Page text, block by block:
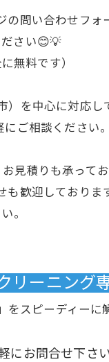
の問い合わせフォ
さい😊💡
無料です）
）を中心に対応し
にご相談ください
見積りも承って
も歓迎しておりま
。
リーニング
をスピーディーに
にお問合せ下さ